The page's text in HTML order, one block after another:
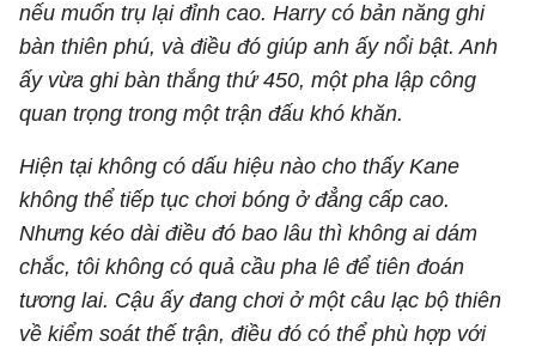
nếu muốn trụ lại đỉnh cao. Harry có bản năng ghi
bàn thiên phú, và điều đó giúp anh ấy nổi bật. Anh
ấy vừa ghi bàn thắng thứ 450, một pha lập công
quan trọng trong một trận đấu khó khăn.
Hiện tại không có dấu hiệu nào cho thấy Kane
không thể tiếp tục chơi bóng ở đẳng cấp cao.
Nhưng kéo dài điều đó bao lâu thì không ai dám
chắc, tôi không có quả cầu pha lê để tiên đoán
tương lai. Cậu ấy đang chơi ở một câu lạc bộ thiên
về kiểm soát thế trận, điều đó có thể phù hợp với